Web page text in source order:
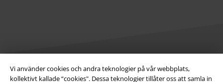
Vi använder cookies och andra teknologier på vår webbplats,
kollektivt kallade “cookies". Dessa teknologier tillåter oss att samla in